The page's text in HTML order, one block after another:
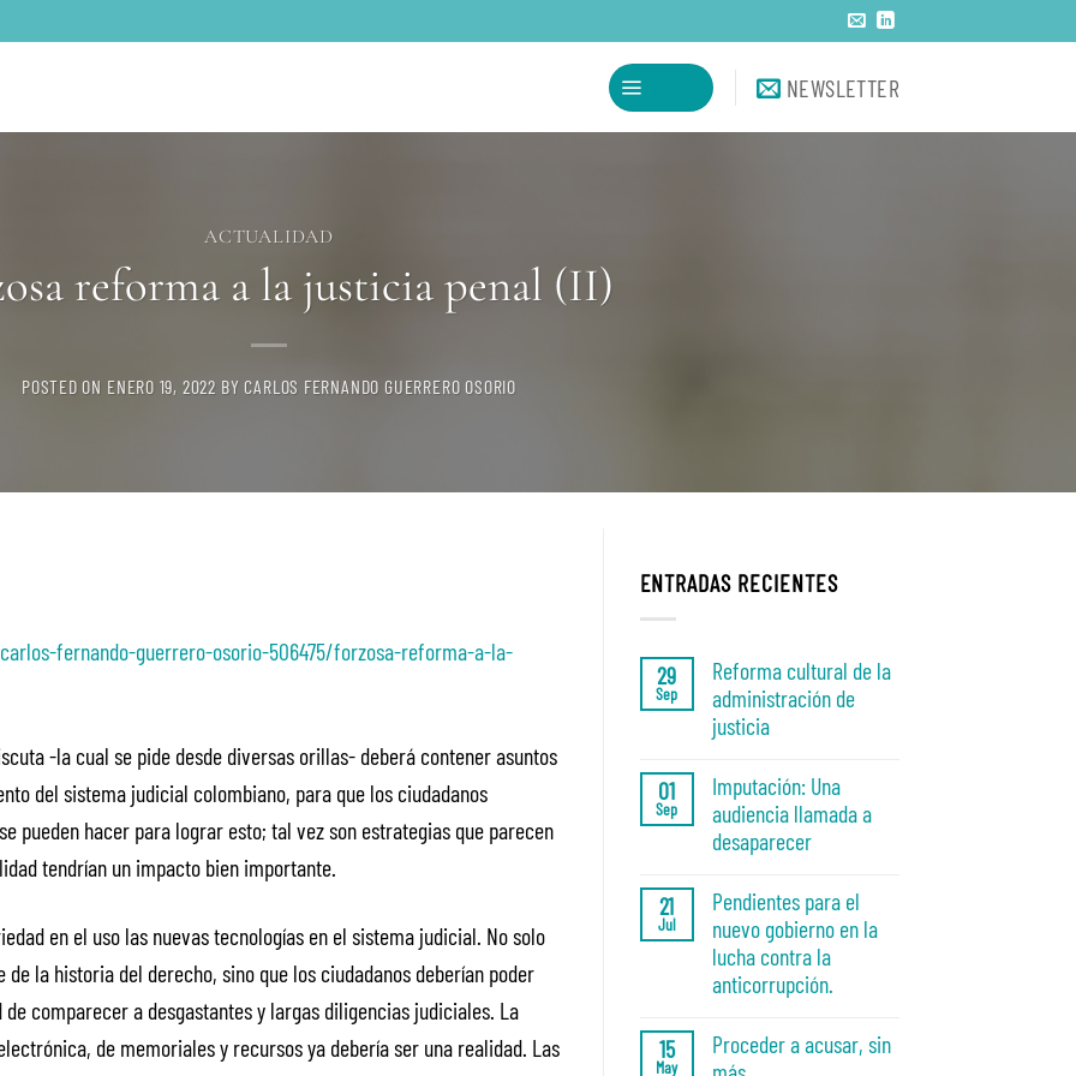
NEWSLETTER
ACTUALIDAD
reforma a la justicia penal (II)
POSTED ON ENERO 19, 2022 BY CARLOS FERNANDO GUERRERO OSORIO
fernando-guerrero-osorio-506475/forzosa-reforma-a-la-
-la cual se pide desde diversas orillas- deberá contener asuntos
del sistema judicial colombiano, para que los ciudadanos
pueden hacer para lograr esto; tal vez son estrategias que parecen
tendrían un impacto bien importante.
en el uso las nuevas tecnologías en el sistema judicial. No solo
la historia del derecho, sino que los ciudadanos deberían poder
comparecer a desgastantes y largas diligencias judiciales. La
de memoriales y recursos ya debería ser una realidad. Las
ENTRADAS RECIENTES
29
Sep
Reforma cultural de la
administración de
justicia
hay
comentarios
en
Reforma
cultural
administración
de
justicia
01
Sep
Imputación: Una
audiencia llamada a
desaparecer
hay
comentarios
en
Imputación:
Una
audiencia
desaparecer
21
Jul
Pendientes para el
nuevo gobierno en la
lucha contra la
anticorrupción.
hay
comentarios
en
15
May
Proceder a acusar, sin